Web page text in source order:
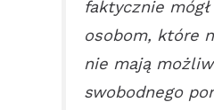
faktycznie
osobom, które
nie mają
swobodnego